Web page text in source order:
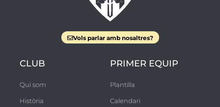
Vols parlar amb nosaltres?
CLUB
Qui som
Història
PRIMER EQUIP
Plantilla
Calendari